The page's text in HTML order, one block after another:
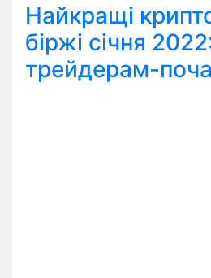
Найкращі
біржі січня
трейдерам-